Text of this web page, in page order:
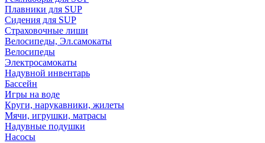
Плавники для SUP
Сидения для SUP
Страховочные лиши
Велосипеды, Эл.самокаты
Велосипеды
Электросамокаты
Надувной инвентарь
Бассейн
Игры на воде
Круги, нарукавники, жилеты
Мячи, игрушки, матрасы
Надувные подушки
Насосы